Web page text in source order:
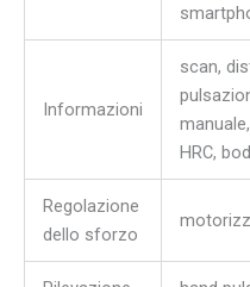
Informazioni
scan,
HRC,
Regolazione
dello sforzo